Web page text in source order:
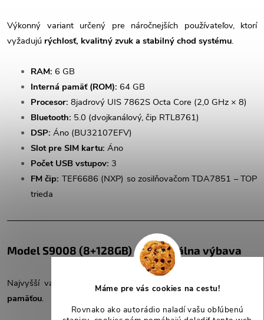
Máme pre vás cookies na cestu!
Rovnako ako autorádio naladí vašu obľúbenú
Výkonný variant určený pre náročnejších používateľov, ktorí
vyžadujú rýchlosť, kvalitný zvuk a stabilný chod systému.
RAM: 6 GB
Interná pamäť (ROM): 64 GB
Procesor: 8jadrový UIS 7862S Octa Core (2,0 GHz × 8)
Bluetooth: 5.0 (dvojkanálový, čip RTL8761)
DSP: Áno (BU32107EFV)
Slot pre SIM kartu: Áno
Počet USB vstupov: 3
FM čip: TEF6686 (NXP) so zosilňovačom TDA7851 – TOP
trieda
Model S9008 (8+128GB) – maximálna výbava
Najvyšší variant s
maximálnym výkonom a veľkou internou
pamäťou.